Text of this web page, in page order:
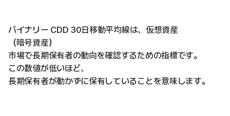
バイナリー CDD 30日移動平均線は、仮想資産
（暗号資産）
市場で長期保有者の動向を確認するための指標です。
この数値が低いほど、
長期保有者が動かずに保有していることを意味します。